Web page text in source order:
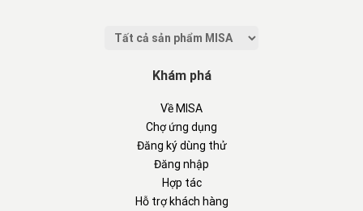
Khám phá
Về MISA
Chợ ứng dụng
Đăng ký dùng thử
Đăng nhập
Hợp tác
Hỗ trợ khách hàng